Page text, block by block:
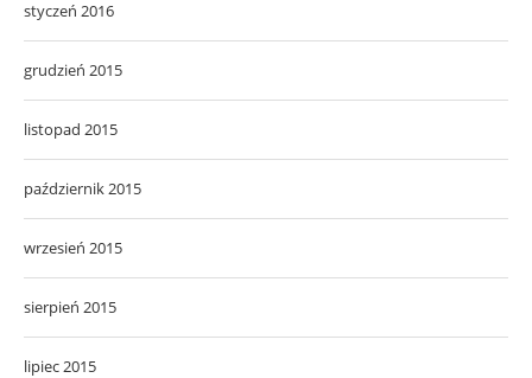
styczeń 2016
grudzień 2015
listopad 2015
październik 2015
wrzesień 2015
sierpień 2015
lipiec 2015